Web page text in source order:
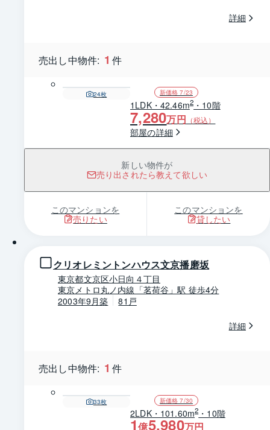
詳細
売出し中物件: 1 件
24枚 新価格 7/23
1LDK・42.46m2 ・10階
7,280万円 （税込）
部屋の詳細
新しい物件が
売り出されたら教えて欲しい
このマンションを
売りたい
このマンションを
貸したい
クリオレミントンハウス文京播磨坂
東京都文京区小日向４丁目
東京メトロ丸ノ内線「茗荷谷」駅 徒歩4分
2003年9月築
81戸
詳細
売出し中物件: 1 件
33枚 新価格 7/30
2LDK・101.60m2・10階
1億5,980万円